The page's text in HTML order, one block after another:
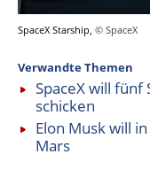
SpaceX Starship, © SpaceX
Verwandte Themen
SpaceX will fünf
schicken
Elon Musk will
Mars